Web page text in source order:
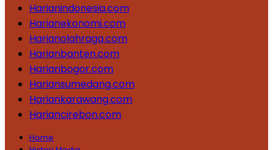
Harianindonesia.com
Harianekonomi.com
Harianolahraga.com
Harianbanten.com
Harianbogor.com
Hariansumedang.com
Hariankarawang.com
Hariancirebon.com
Home